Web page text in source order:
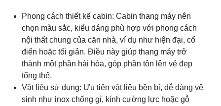
Phong cách thiết kế cabin: Cabin thang máy nên
chọn màu sắc, kiểu dáng phù hợp với phong cách
nội thất chung của căn nhà, ví dụ như hiện đại, cổ
điển hoặc tối giản. Điều này giúp thang máy trở
thành một phần hài hòa, góp phần tôn lên vẻ đẹp
tổng thể.
Vật liệu sử dụng: Ưu tiên vật liệu bền bỉ, dễ dàng vệ
sinh như inox chống gỉ, kính cường lực hoặc gỗ